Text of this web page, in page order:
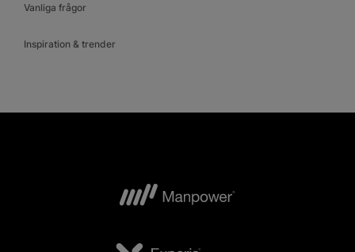
Vanliga frågor
Inspiration & trender